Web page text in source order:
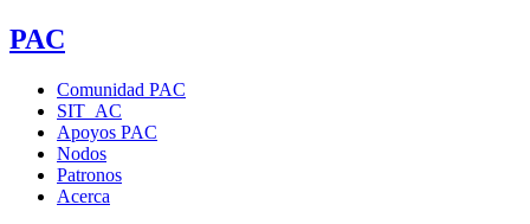
PAC
Comunidad PAC
SIT_AC
Apoyos PAC
Nodos
Patronos
Acerca